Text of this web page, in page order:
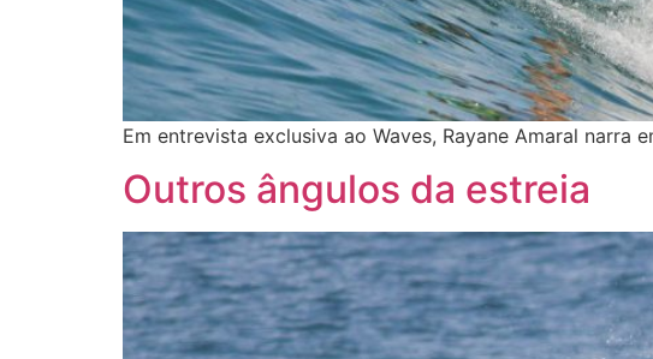
Em entrevista exclusiva ao Waves, Rayane Amaral
Outros ângulos da estreia